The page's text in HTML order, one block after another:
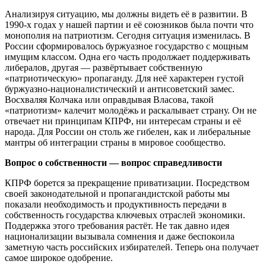
Анализируя ситуацию, мы должны видеть её в развитии. В
1990-х годах у нашей партии и её союзников была почти что
монополия на патриотизм. Сегодня ситуация изменилась. В
России сформировалось буржуазное государство с мощным
имущим классом. Одна его часть продолжает поддерживать
либералов, другая — развёртывает собственную
«патриотическую» пропаганду. Для неё характерен густой
буржуазно-националистический и антисоветский замес.
Восхваляя Колчака или оправдывая Власова, такой
«патриотизм» калечит молодёжь и раскалывает страну. Он не
отвечает ни принципам КПРФ, ни интересам страны и её
народа. Для России он столь же гибелен, как и либеральные
мантры об интеграции страны в мировое сообщество.
Вопрос о собственности — вопрос справедливости
КПРФ борется за прекращение приватизации. Посредством
своей законодательной и пропагандистской работы мы
показали необходимость и продуктивность передачи в
собственность государства ключевых отраслей экономики.
Поддержка этого требования растёт. Не так давно идея
национализации вызывала сомнения и даже беспокоила
заметную часть российских избирателей. Теперь она получает
самое широкое одобрение.